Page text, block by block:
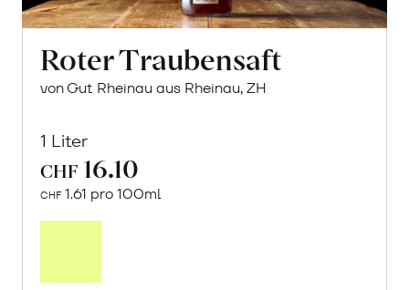
Roter Traubensaft
von Gut Rheinau aus Rheinau, ZH
1 Liter
CHF 16.10
CHF 1.61 pro 100ml